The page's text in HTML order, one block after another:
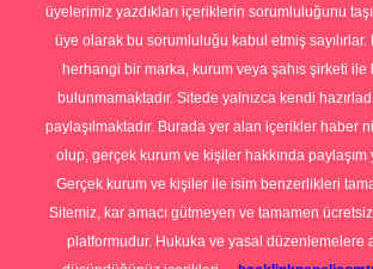
üyelerimiz yazdıkları içeriklerin sorumluluğunu
üye olarak bu sorumluluğu kabul etmiş sayılırlar.
herhangi bir marka, kurum veya şahıs şirketi ile
bulunmamaktadır. Sitede yalnızca kendi
paylaşılmaktadır. Burada yer alan içerikler haber
olup, gerçek kurum ve kişiler hakkında paylaşım
Gerçek kurum ve kişiler ile isim benzerlikleri
Sitemiz, kar amacı gütmeyen ve tamamen
platformudur. Hukuka ve yasal düzenlemelere